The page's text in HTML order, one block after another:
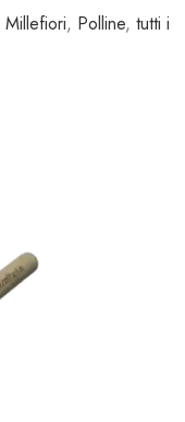
Millefiori, Polline, tutti i